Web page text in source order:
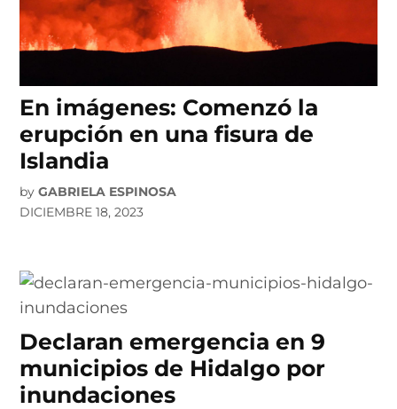
En imágenes: Comenzó la
erupción en una fisura de
Islandia
by GABRIELA ESPINOSA
DICIEMBRE 18, 2023
Declaran emergencia en 9
municipios de Hidalgo por
inundaciones